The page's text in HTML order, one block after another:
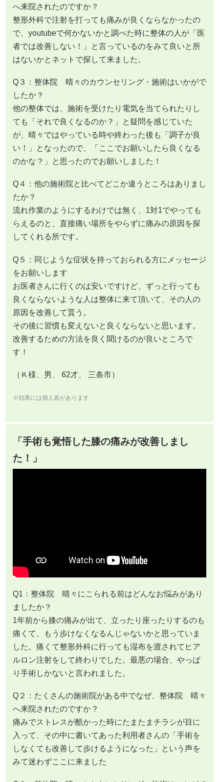
へ来院されたのですか？
整形外科で注射を打っても痛みが良くならなかったの
で、youtubeで何かないかと調べた時に整体の人が「医
者では改善しない！」と言っているのをみて良いと所
はないかとネットで探して来ました。
Q３：整体院 晴々のカウンセリング・施術はいかがで
したか？
他の整体では、施術を受けたり電気を当てられたりし
ても「それで良くなるのか？」と疑問を感じていた
が、晴々ではやっている時や終わった後も「調子が良
い！」となったので、「ここでお願いしたら良くなる
のかな？」と思ったのでお願いしました！
Q４：他の施術院と比べてどこか違うところはありまし
たか？
流れ作業のようにするわけでは無く、1対1でやっても
らえるのと、直接痛い場所をやらずに痛みの原因を探
してくれる所です。
Q５：同じような症状を持っておられる方にメッセージ
をお願いします
お医者さんに行くのは安いですけど、ずっと行っても
良くならないような人は整体に来て頂いて、その人の
原因を改善して貰う。
その後に習慣も変えないと良くならないと思います。
改善するための方法を良く聞けるのが良いところで
す！
（Ｋ様、男、 62才、 三条市）
※効果には個人差があります
「手術も覚悟した膝の痛みが改善しまし
た！」
Q1：整体院 晴々にこられる前はどんなお悩みがあり
ましたか？
1年前から膝の痛みが出て、立ったり座ったりするのも
痛くて、もう歩けなくなるんじゃないかと思っていま
した。痛くて整形外科に行っても湿布を渡されてヒア
ルロン注射をして終わりでした。最悪の場合、やっぱ
り手術しかないと言われました。
Q２：たくさんの施術院がある中でなぜ、整体院 晴々
へ来院されたのですか？
痛みでストレスが酷かった時にたまたまチラシが目に
入って、その中に書いてあった利用者さんの「手術を
しなくても改善して歩けるようになった」という声を
みて迷わずここに来ました